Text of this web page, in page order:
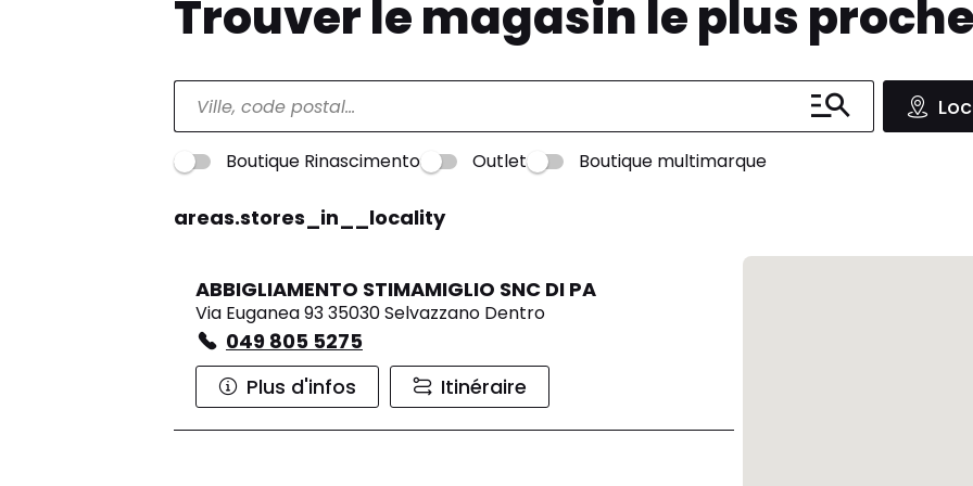
Trouver le magasin le plus proche
Boutique Rinascimento Outlet Boutique multimarque
areas.stores_in__locality
ABBIGLIAMENTO STIMAMIGLIO SNC DI PA
Via Euganea 93 35030 Selvazzano Dentro
049 805 5275
Plus d'infos
Itinéraire